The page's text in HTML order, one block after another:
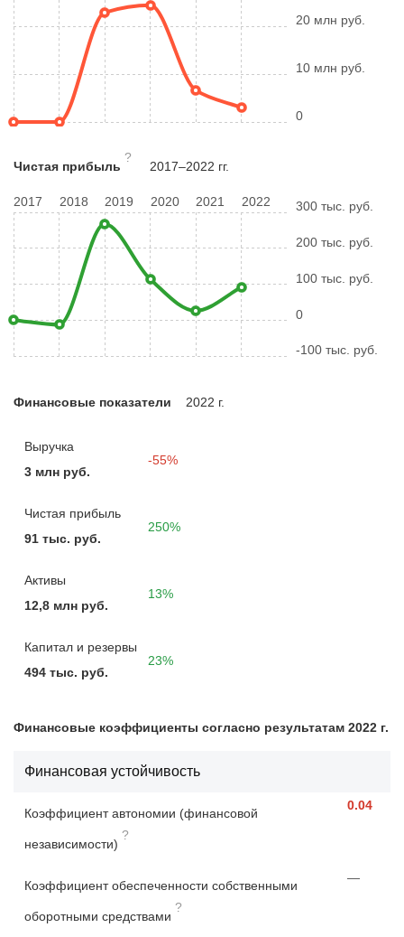
0
10 млн руб.
20 млн руб.
Чистая прибыль
?
2017–2022 гг.
2017 2018 2019 2020 2021 2022
-100 тыс. руб.
0
100 тыс. руб.
200 тыс. руб.
300 тыс. руб.
Финансовые показатели 2022 г.
Выручка
3 млн руб.
-55%
Чистая прибыль
91 тыс. руб.
250%
Активы
12,8 млн руб.
13%
Капитал и резервы
494 тыс. руб.
23%
Финансовые коэффициенты согласно результатам 2022 г.
Финансовая устойчивость
Коэффициент автономии (финансовой
независимости)
?
0.04
Коэффициент обеспеченности собственными
оборотными средствами
?
—